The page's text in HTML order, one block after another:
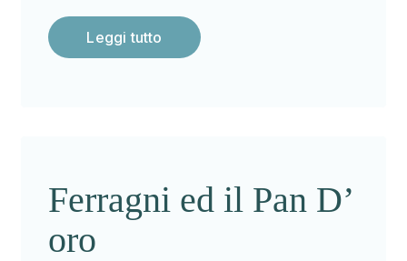
Leggi tutto
Ferragni ed il Pan D’
oro